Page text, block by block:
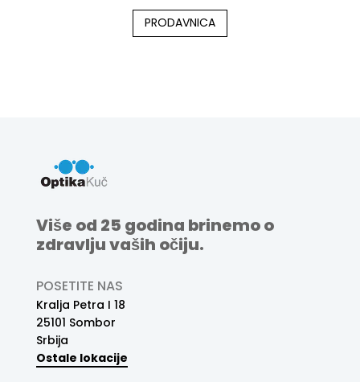
PRODAVNICA
Više od 25 godina brinemo o
zdravlju vaših očiju.
POSETITE NAS
Kralja Petra I 18
25101 Sombor
Srbija
Ostale lokacije